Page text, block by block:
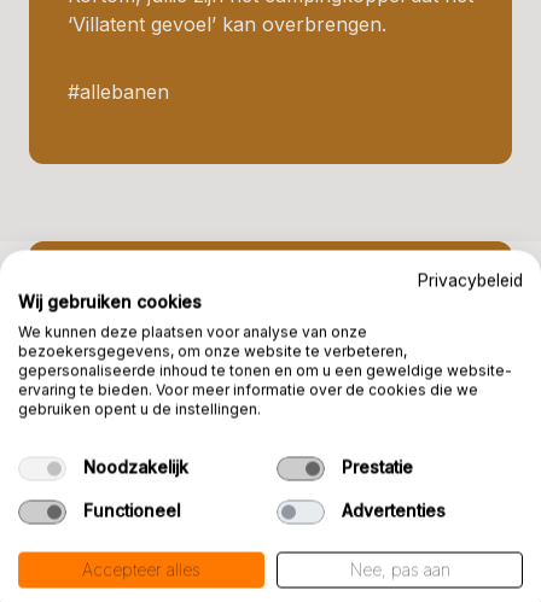
‘Villatent gevoel’ kan overbrengen.
#allebanen
Wat vragen wij van jou?
Ervaren kampeerders die houden van
het campingleven
Je beschikt over een gastgerichte
instelling, bent flexibel en behulpzaam
Je hebt technisch inzicht en een
adequaat probleemoplossend
vermogen
Privacybeleid
Wij gebruiken cookies
We kunnen deze plaatsen voor analyse van onze
bezoekersgegevens, om onze website te verbeteren,
gepersonaliseerde inhoud te tonen en om u een geweldige website-
ervaring te bieden. Voor meer informatie over de cookies die we
gebruiken opent u de instellingen.
Noodzakelijk Prestatie
Functioneel Advertenties
Accepteer alles Nee, pas aan